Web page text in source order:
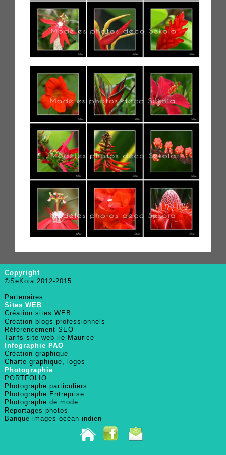
Copyright
©SeKoia 2012-2015
Partenaires
Sites WEB
Création sites WEB
Création blogs professionnels
Référencement SEO
Tarifs site web ile Maurice
Infographie PAO
Création graphique
Charte graphique, logos
Photographie
PORTFOLIO
Photographe particuliers
Photographe Entreprise
Photographe de mode
Reportages photos
Banque images océan indien